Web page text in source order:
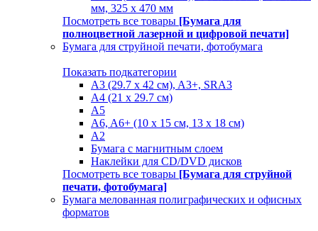
мм, 325 х 470 мм
Посмотреть все товары [Бумага для
полноцветной лазерной и цифровой печати]
Бумага для струйной печати, фотобумага
Показать подкатегории
A3 (29.7 х 42 см), A3+, SRA3
A4 (21 х 29.7 см)
A5
A6, A6+ (10 x 15 см, 13 x 18 см)
А2
Бумага с магнитным слоем
Наклейки для CD/DVD дисков
Посмотреть все товары [Бумага для струйной
печати, фотобумага]
Бумага мелованная полиграфических и офисных
форматов